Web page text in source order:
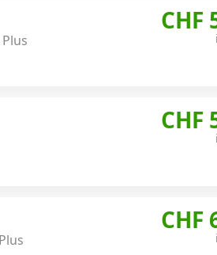
CHF
CHF
CHF